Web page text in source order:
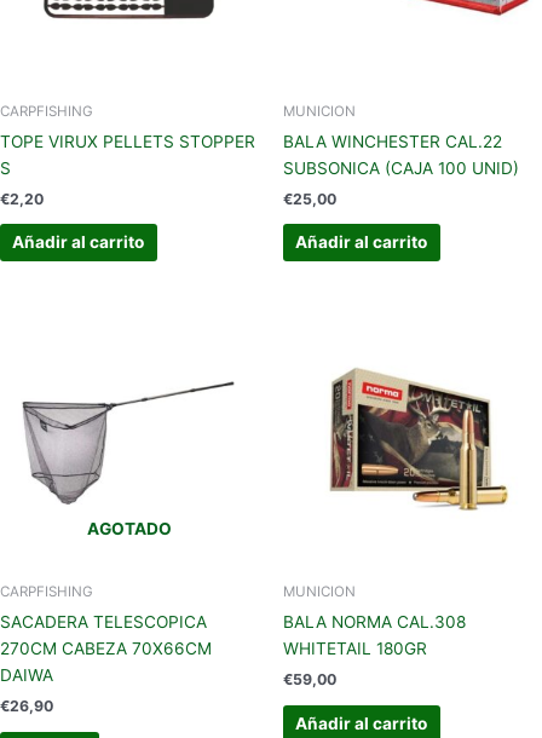
CARPFISHING
TOPE VIRUX PELLETS STOPPER
S
€2,20
Añadir al carrito
MUNICION
BALA WINCHESTER CAL.22
SUBSONICA (CAJA 100 UNID)
€25,00
Añadir al carrito
AGOTADO
CARPFISHING
SACADERA TELESCOPICA
270CM CABEZA 70X66CM
DAIWA
€26,90
MUNICION
BALA NORMA CAL.308
WHITETAIL 180GR
€59,00
Añadir al carrito